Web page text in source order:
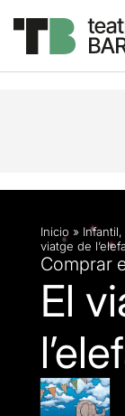
Inicio » Infantil,
viatge de
Comprar
El